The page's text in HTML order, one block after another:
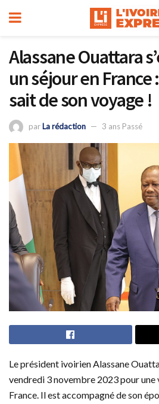
Alassane Ouattara
un séjour en France
sait de son voyage !
parLa rédaction 3 ans Passé
Le président ivoirien Alassane
vendredi 3 novembre 2023 pour une
France. Il est accompagné de son